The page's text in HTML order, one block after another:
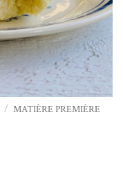
/ MATIÈRE PREMIÈRE